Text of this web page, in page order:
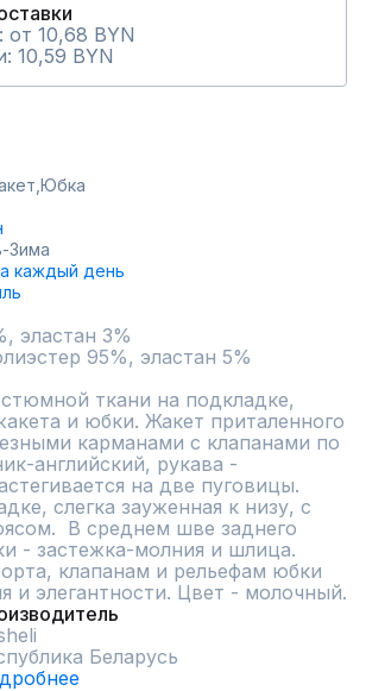
10,68 BYN
10,59 BYN
Юбка
Зима
каждый день
95%, эластан 5%
ткани на подкладке,
и юбки. Жакет приталенного
карманами с клапанами по
английский, рукава -
на две пуговицы.
слегка зауженная к низу, с
В среднем шве заднего
- застежка-молния и шлица.
клапанам и рельефам юбки
и элегантности. Цвет - молочный.
Беларусь